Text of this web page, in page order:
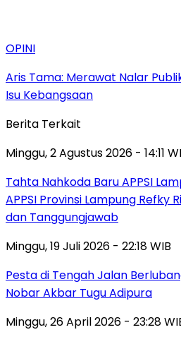
OPINI
Aris Tama: Merawat Nalar
Isu Kebangsaan
Berita Terkait
Minggu, 2 Agustus 2026 - 14:11
Tahta Nahkoda Baru APPSI
APPSI Provinsi Lampung Refky
dan Tanggungjawab
Minggu, 19 Juli 2026 - 22:18 WIB
Pesta di Tengah Jalan
Nobar Akbar Tugu Adipura
Minggu, 26 April 2026 - 23:28